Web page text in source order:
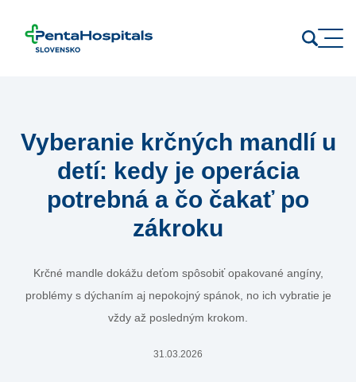
Vyberanie krčných mandlí u
detí: kedy je operácia
potrebná a čo čakať po
zákroku
Krčné mandle dokážu deťom spôsobiť opakované angíny,
problémy s dýchaním aj nepokojný spánok, no ich vybratie je
vždy až posledným krokom.
31.03.2026